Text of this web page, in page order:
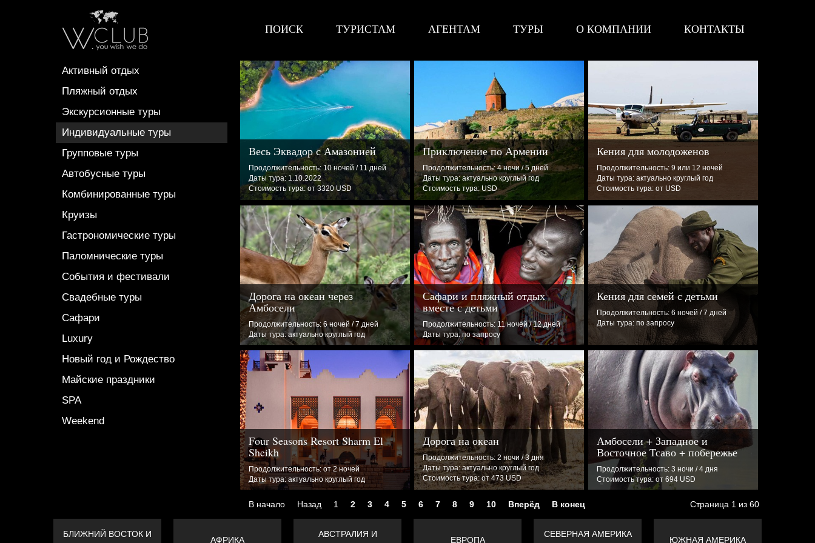
ПОИСК ТУРИСТАМ АГЕНТАМ ТУРЫ О КОМПАНИИ КОНТАКТЫ
Активный отдых
Пляжный отдых
Экскурсионные туры
Индивидуальные туры
Групповые туры
Автобусные туры
Комбинированные туры
Круизы
Гастрономические туры
Паломнические туры
События и фестивали
Свадебные туры
Сафари
Luxury
Новый год и Рождество
Майские праздники
SPA
Weekend
Весь Эквадор с Амазонией
Продолжительность: 10 ночей / 11 дней
Даты тура: 1.10.2022
Стоимость тура: от 3320 USD
Приключение по Армении
Продолжительность: 4 ночи / 5 дней
Даты тура: актуально круглый год
Стоимость тура: USD
Кения для молодоженов
Продолжительность: 9 или 12 ночей
Даты тура: актуально круглый год
Стоимость тура: от USD
Дорога на океан через
Амбосели
Продолжительность: 6 ночей / 7 дней
Даты тура: актуально круглый год
Сафари и пляжный отдых
вместе с детьми
Продолжительность: 11 ночей / 12 дней
Даты тура: по запросу
Кения для семей с детьми
Продолжительность: 6 ночей / 7 дней
Даты тура: по запросу
Four Seasons Resort Sharm El
Sheikh
Продолжительность: от 2 ночей
Даты тура: актуально круглый год
Дорога на океан
Продолжительность: 2 ночи / 3 дня
Даты тура: актуально круглый год
Стоимость тура: от 473 USD
Амбосели + Западное и
Восточное Тсаво + побережье
Продолжительность: 3 ночи / 4 дня
Стоимость тура: от 694 USD
В начало Назад 1 2 3 4 5 6 7 8 9 10 Вперёд В конец Страница 1 из 60
БЛИЖНИЙ ВОСТОК И
АФРИКА
АВСТРАЛИЯ И
ЕВРОПА
СЕВЕРНАЯ АМЕРИКА
ЮЖНАЯ АМЕРИКА